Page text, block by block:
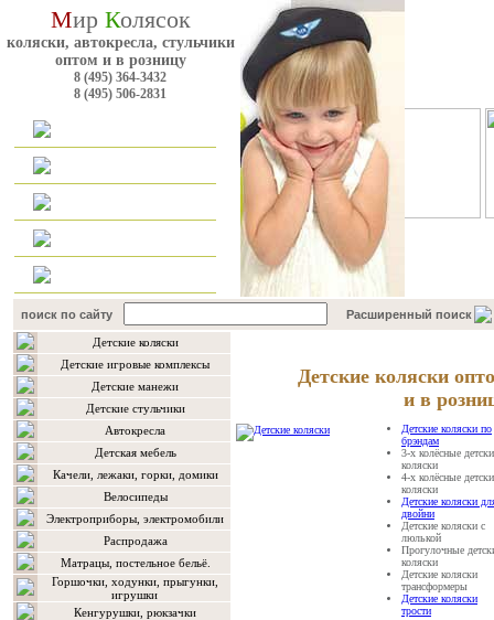
Мир Колясок
коляски, автокресла, стульчики
оптом и в розницу
8 (495) 364-3432
8 (495) 506-2831
поиск по сайту Расширенный поиск
Детские коляски
Детские игровые комплексы
Детские манежи
Детские стульчики
Автокресла
Детская мебель
Качели, лежаки, горки, домики
Велосипеды
Электроприборы, электромобили
Распродажа
Матрацы, постельное бельё.
Горшочки, ходунки, прыгунки,
игрушки
Кенгурушки, рюкзачки
Детские коляски
и в
Детские коляски по
брэндам
3-х колёсные
коляски
4-х колёсные
коляски
Детские коляски
двойни
Детские коляски с
люлькой
Прогулочные
коляски
Детские коляски
трансформеры
Детские коляски
трости